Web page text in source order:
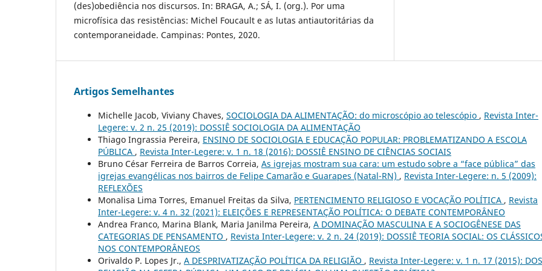
(des)obediência nos discursos. In: BRAGA, A.; SÁ, I. (org.). Por uma
microfísica das resistências: Michel Foucault e as lutas antiautoritárias da
contemporaneidade. Campinas: Pontes, 2020.
Artigos Semelhantes
Michelle Jacob, Viviany Chaves, SOCIOLOGIA DA ALIMENTAÇÃO: do microscópio ao telescópio , Revista Inter-
Legere: v. 2 n. 25 (2019): DOSSIÊ SOCIOLOGIA DA ALIMENTAÇÃO
Thiago Ingrassia Pereira, ENSINO DE SOCIOLOGIA E EDUCAÇÃO POPULAR: PROBLEMATIZANDO A ESCOLA
PÚBLICA , Revista Inter-Legere: v. 1 n. 18 (2016): DOSSIÊ ENSINO DE CIÊNCIAS SOCIAIS
Bruno César Ferreira de Barros Correia, As igrejas mostram sua cara: um estudo sobre a “face pública” das
igrejas evangélicas nos bairros de Felipe Camarão e Guarapes (Natal-RN) , Revista Inter-Legere: n. 5 (2009):
REFLEXÕES
Monalisa Lima Torres, Emanuel Freitas da Silva, PERTENCIMENTO RELIGIOSO E VOCAÇÃO POLÍTICA , Revista
Inter-Legere: v. 4 n. 32 (2021): ELEIÇÕES E REPRESENTAÇÃO POLÍTICA: O DEBATE CONTEMPORÂNEO
Andrea Franco, Marina Blank, Maria Janilma Pereira, A DOMINAÇÃO MASCULINA E A SOCIOGÊNESE DAS
CATEGORIAS DE PENSAMENTO , Revista Inter-Legere: v. 2 n. 24 (2019): DOSSIÊ TEORIA SOCIAL: OS
NOS CONTEMPORÂNEOS
Orivaldo P. Lopes Jr., A DESPRIVATIZAÇÃO POLÍTICA DA RELIGIÃO , Revista Inter-Legere: v. 1 n. 17 (2015):